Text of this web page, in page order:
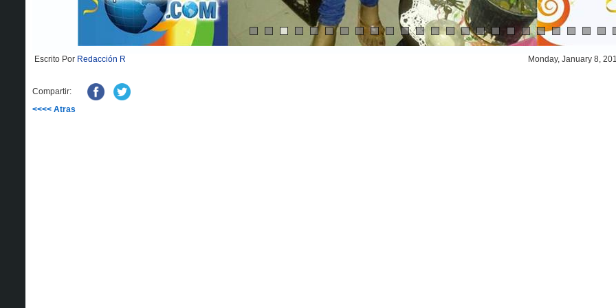
Escrito Por Redacción R Monday, January 8,
Compartir:
<<<< Atras